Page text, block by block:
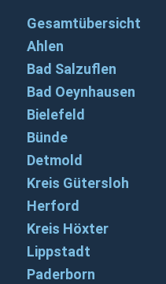
Gesamtübersicht
Ahlen
Bad Salzuflen
Bad Oeynhausen
Bielefeld
Bünde
Detmold
Kreis Gütersloh
Herford
Kreis Höxter
Lippstadt
Paderborn